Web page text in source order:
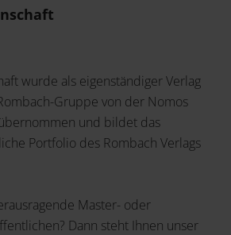
publizieren
wurde als eigenständiger Verlag
Gruppe von der Nomos
und bildet das
Portfolio des Rombach Verlags
Master- oder
Dann steht Ihnen unser